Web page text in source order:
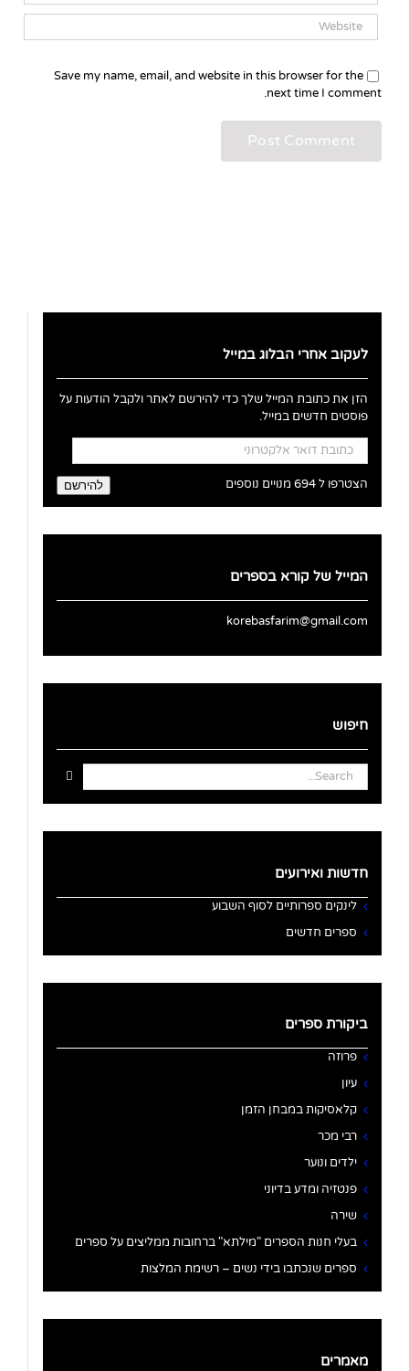
Save my name, email, and website in this browser for the
next time I comment.
לעקוב אחרי הבלוג במייל
הזן את כתובת המייל שלך כדי להירשם לאתר ולקבל הודעות על
פוסטים חדשים במייל.
כתובת
דואר
אלקטרוני
להירשם הצטרפו ל 694 מנויים נוספים
המייל של קורא בספרים
korebasfarim@gmail.com
חיפוש
Search
for:
חדשות ואירועים
לינקים ספרותיים לסוף השבוע
ספרים חדשים
ביקורת ספרים
פרוזה
עיון
קלאסיקות במבחן הזמן
רבי מכר
ילדים ונוער
פנטזיה ומדע בדיוני
שירה
בעלי חנות הספרים "מילתא" ברחובות ממליצים על ספרים
ספרים שנכתבו בידי נשים – רשימת המלצות
מאמרים